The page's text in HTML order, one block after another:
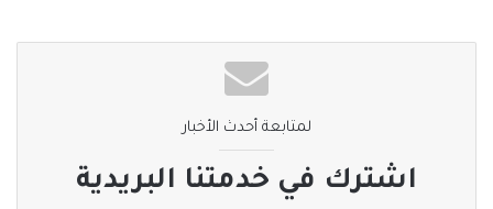
لمتابعة أحدث الأخبار
اشترك في خدمتنا البريدية